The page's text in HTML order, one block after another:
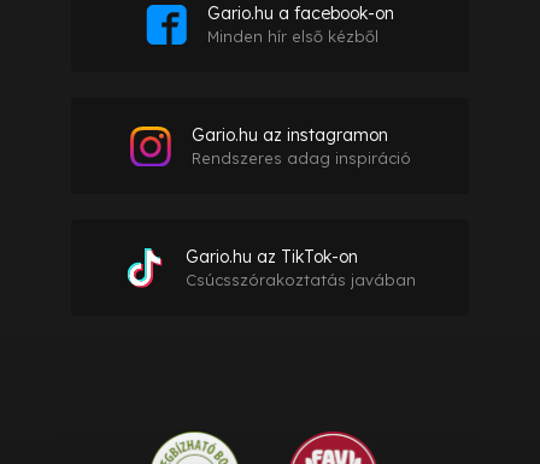
Gario.hu a facebook-on
Minden hír első kézből
Gario.hu az instagramon
Rendszeres adag inspiráció
Gario.hu az TikTok-on
Csúcsszórakoztatás javában